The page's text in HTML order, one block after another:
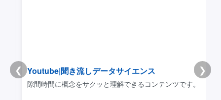
❮ ❯
Youtube|聞き流しデータサイエンス
隙間時間に概念をサクッと理解できるコンテンツです。